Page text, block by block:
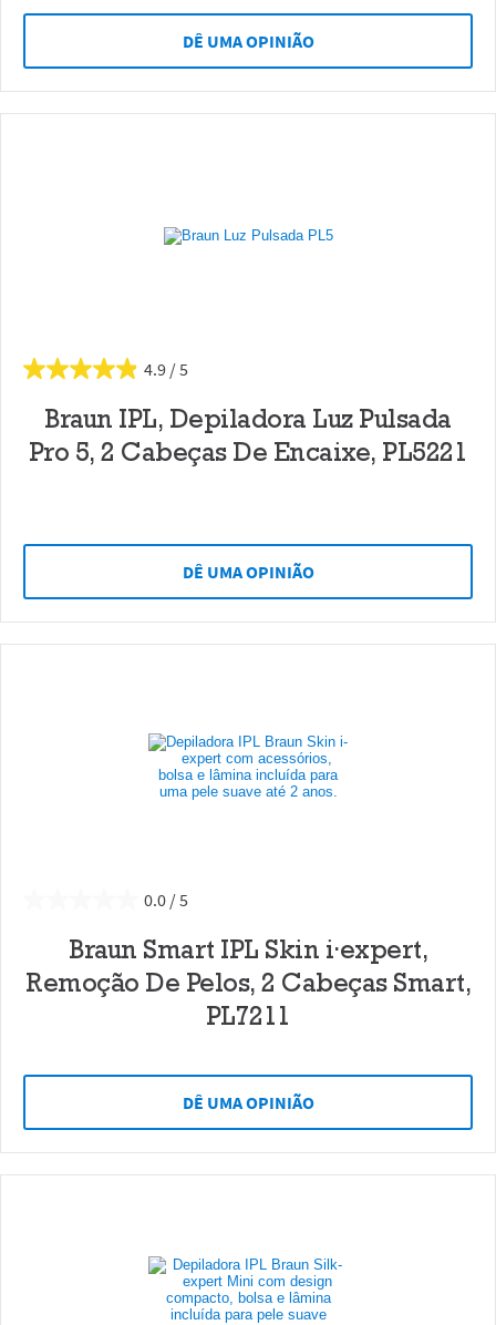
DÊ UMA OPINIÃO
4.9
Braun IPL, Depiladora Luz Pulsada
Pro 5, 2 Cabeças De Encaixe, PL5221
DÊ UMA OPINIÃO
0.0
Braun Smart IPL Skin i·expert,
Remoção De Pelos, 2 Cabeças Smart,
PL7211
DÊ UMA OPINIÃO